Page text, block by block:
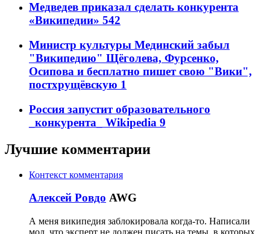
Медведев приказал сделать конкурента
«Википедии» 542
Министр культуры Мединский забыл
"Википедию" Щёголева, Фурсенко,
Осипова и бесплатно пишет свою "Вики",
постхрущёвскую 1
Россия запустит образовательного
_конкурента_ Wikipedia 9
Лучшие комментарии
Контекст комментария
Алексей Ровдо AWG
А меня википедия заблокировала когда-то. Написали
мол, что эксперт не должен писать на темы, в которых